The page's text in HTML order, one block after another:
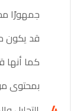
جمهورًا
قد يكون
كما
بمحتوى